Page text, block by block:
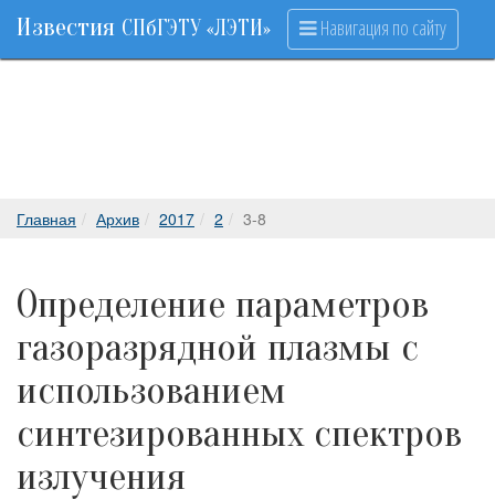
Известия СПбГЭТУ «ЛЭТИ» Навигация по сайту
Главная Архив 2017 2 3-8
Определение параметров
газоразрядной плазмы с
использованием
синтезированных спектров
излучения